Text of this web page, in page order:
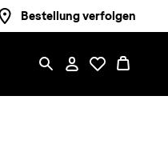
Bestellung verfolgen